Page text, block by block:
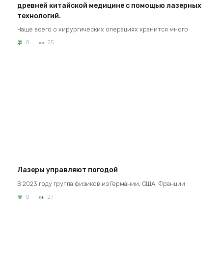
древней китайской медицине с помощью лазерных
технологий.
Чаще всего о хирургических операциях хранится много
0 25
Лазеры управляют погодой
В 2023 году группа физиков из Германии, США, Франции
0 27